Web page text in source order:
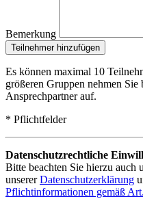
Bemerkung
Teilnehmer hinzufügen
Es können maximal 10
größeren Gruppen nehmen
Ansprechpartner auf.
* Pflichtfelder
Datenschutzrechtliche
Bitte beachten Sie hierzu auch
unsererDatenschutzerklärung
Pflichtinformationen gemäß